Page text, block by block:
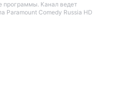
программы. Канал ведет
Paramount Comedy Russia HD